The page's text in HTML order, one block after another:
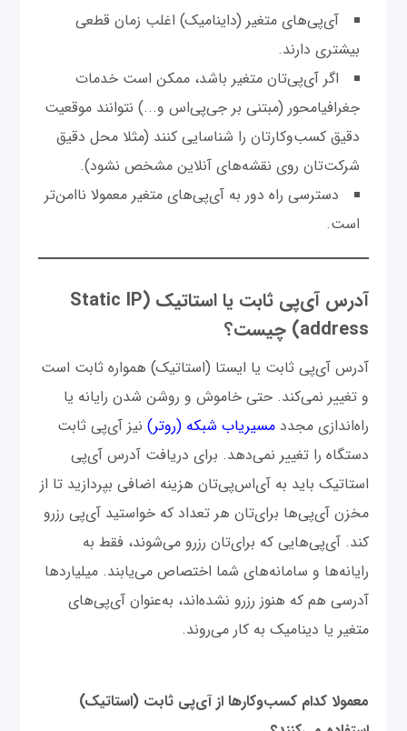
آی‌پی‌های‌ متغیر (داینامیک) اغلب زمان قطعی‌
بیشتری دارند.
اگر آی‌پی‌تان متغیر باشد، ممکن است خدمات
جغرافیا‌محور (مبتنی بر جی‌پی‌اس و...) نتوانند موقعیت
دقیق کسب‌وکارتان را شناسایی کنند (مثلا محل دقیق
شرکت‌تان روی نقشه‌های آنلاین مشخص نشود).
دسترسی راه دور به آی‌پی‌های متغیر معمولا ناامن‌تر
است.
آدرس آی‌پی ثابت یا استاتیک (Static IP
address) چیست؟
آدرس آی‌پی ثابت یا ایستا (استاتیک) همواره ثابت است
و تغییر نمی‌کند. حتی خاموش و روشن شدن رایانه‌ یا
راه‌اندازی مجددمسیریاب شبکه‌ (روتر) نیز آی‌پی ثابت
دستگاه را تغییر نمی‌دهد. برای دریافت آدرس‌ آی‌پی
استاتیک باید به آی‌اس‌پی‌تان هزینه اضافی بپردازید تا از
مخزن آی‌پی‌ها برای‌تان هر تعداد که خواستید آی‌پی رزرو
کند. آی‌پی‌هایی که برای‌تان رزرو می‌شوند، فقط به
رایانه‌ها و سامانه‌های شما اختصاص می‌یابند. میلیاردها
آدرسی هم که هنوز رزرو نشده‌اند، به‌عنوان آی‌پی‌های
متغیر یا دینامیک به کار می‌روند.
معمولا کدام کسب‌وکارها از آی‌پی ثابت (استاتیک)